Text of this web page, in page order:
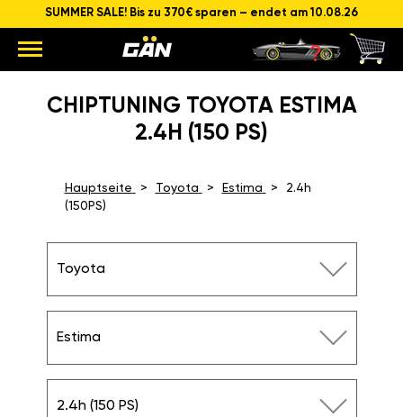
SUMMER SALE! Bis zu 370€ sparen – endet am 10.08.26
CHIPTUNING TOYOTA ESTIMA
2.4H (150 PS)
Hauptseite Toyota Estima
2.4h
(150PS)
Toyota
Estima
2.4h (150 PS)